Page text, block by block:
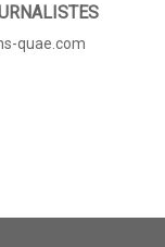
quae.com